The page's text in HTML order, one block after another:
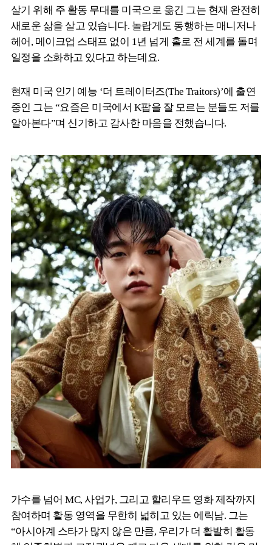
살기 위해 주 활동 무대를 미국으로 옮긴 그는 현재 완전히
새로운 삶을 살고 있습니다. 놀랍게도 동행하는 매니저나
헤어, 메이크업 스태프 없이 1년 넘게 홀로 전 세계를 돌며
일정을 소화하고 있다고 하는데요.
현재 미국 인기 예능 ‘더 트레이터즈(The Traitors)’에 출연
중인 그는 “요즘은 미국에서 K팝을 잘 모르는 분들도 저를
알아본다”며 신기하고 감사한 마음을 전했습니다.
가수를 넘어 MC, 사업가, 그리고 할리우드 영화 제작까지
참여하며 활동 영역을 무한히 넓히고 있는 에릭남. 그는
“아시아계 스타가 많지 않은 만큼, 우리가 더 활발히 활동